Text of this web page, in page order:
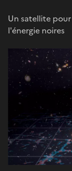
Un satellite
l'énergie noires